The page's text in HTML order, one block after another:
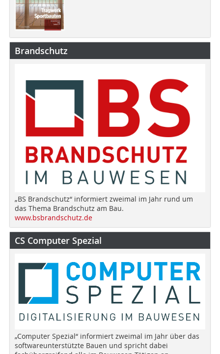
Brandschutz
„BS Brandschutz“ informiert zweimal im Jahr rund um
das Thema Brandschutz am Bau.
www.bsbrandschutz.de
CS Computer Spezial
„Computer Spezial“ informiert zweimal im Jahr über das
softwareunterstützte Bauen und spricht dabei